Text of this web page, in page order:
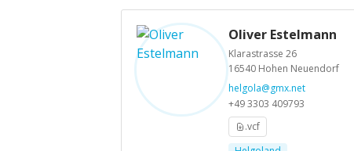
Oliver Estelmann
Klarastrasse 26
16540 Hohen Neuendorf
helgola@gmx.net
+49 3303 409793
.vcf